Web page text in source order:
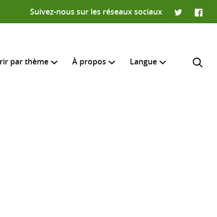
Suivez-nous sur les réseaux sociaux
Twitter
par thème À propos Langue
recherche